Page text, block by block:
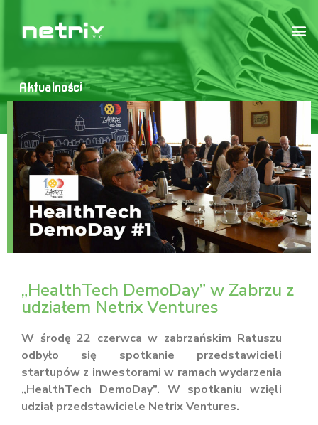
Aktualności
„HealthTech DemoDay” w Zabrzu z
udziałem Netrix Ventures
W środę 22 czerwca w zabrzańskim Ratuszu
odbyło się spotkanie przedstawicieli
startupów z inwestorami w ramach wydarzenia
„HealthTech DemoDay”. W spotkaniu wzięli
udział przedstawiciele Netrix Ventures.